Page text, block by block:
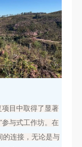
目中取得了显著
与式工作坊。在
的连接，无论是与